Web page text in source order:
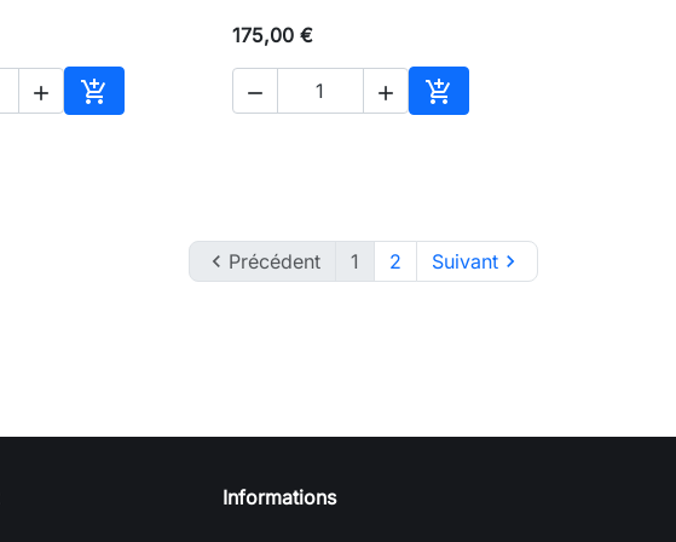
 
Ajouter au panier
175,00 €
  
Ajouter au panier
 Précédent 1 2 Suivant
Informations